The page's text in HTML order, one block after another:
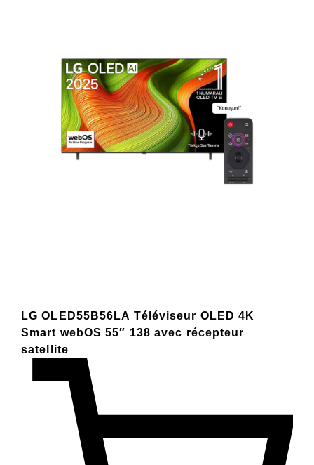
LG OLED55B56LA Téléviseur OLED 4K
Smart webOS 55″ 138 avec récepteur
satellite